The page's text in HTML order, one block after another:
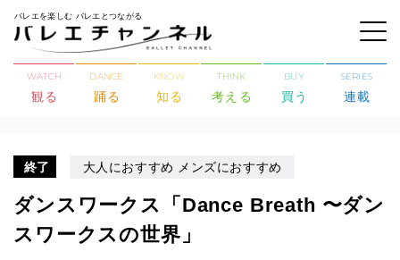
バレエを楽しむ バレエとつながる
WATCH
観る
DANCE
踊る
KNOW
知る
THINK
考える
BUY
買う
SERIES
連載
終了 大人におすすめ メンズにおすすめ
ダンスワークス「Dance Breath 〜ダン
スワークスの世界」